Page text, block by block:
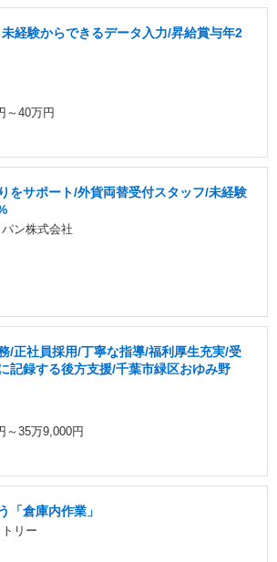
未経験からできるデータ入力/昇給賞与年2
～40万円
をサポート/外貨両替受付スタッフ/未経験
ン株式会社
/正社員採用/丁寧な指導/福利厚生充実/受
記録する後方支援/千葉市緑区おゆみ野
～35万9,000円
「倉庫内作業」
リー